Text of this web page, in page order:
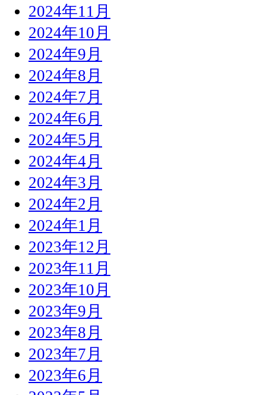
2024年11月
2024年10月
2024年9月
2024年8月
2024年7月
2024年6月
2024年5月
2024年4月
2024年3月
2024年2月
2024年1月
2023年12月
2023年11月
2023年10月
2023年9月
2023年8月
2023年7月
2023年6月